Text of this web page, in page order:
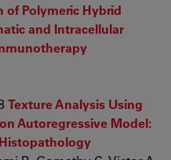
of Polymeric Hybrid
and Intracellular
Texture Analysis Using
Autoregressive Model: